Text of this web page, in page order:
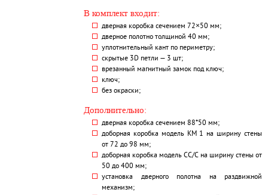
В комплект входит:
дверная коробка сечением 72×50 мм;
дверное полотно толщиной 40 мм;
уплотнительный кант по периметру;
скрытые 3D петли — 3 шт;
врезанный магнитный замок под ключ;
ключ;
без окраски;
Дополнительно:
дверная коробка сечением 88*50 мм;
доборная коробка модель KM 1 на ширину стены
от 72 до 98 мм;
доборная коробка модель СС/С на ширину стены от
50 до 400 мм;
установка дверного полотна на раздвижной
механизм;